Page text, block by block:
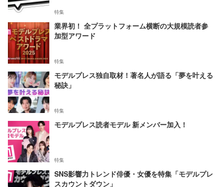
特集
業界初！ 全プラットフォーム横断の大規模読者参
加型アワード
特集
モデルプレス独自取材！著名人が語る「夢を叶える
秘訣」
特集
モデルプレス読者モデル 新メンバー加入！
特集
SNS影響力トレンド俳優・女優を特集「モデルプレ
スカウントダウン」